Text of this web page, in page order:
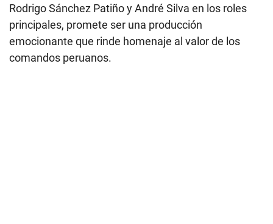
Rodrigo Sánchez Patiño y André Silva en los roles
principales, promete ser una producción
emocionante que rinde homenaje al valor de los
comandos peruanos.